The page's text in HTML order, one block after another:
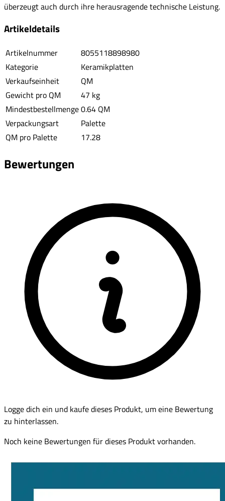
überzeugt auch durch ihre herausragende technische Leistung.
Artikeldetails
Artikelnummer
8055118898980
Kategorie
Keramikplatten
Verkaufseinheit
QM
Gewicht pro QM
47 kg
Mindestbestellmenge0.64 QM
Verpackungsart
Palette
QM pro Palette
17.28
Bewertungen
Logge dich ein und kaufe dieses Produkt, um eine Bewertung
zu hinterlassen.
Noch keine Bewertungen für dieses Produkt vorhanden.